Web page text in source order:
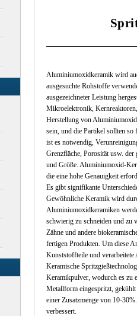
Aluminiumoxidkeramik wird
ausgesuchte Rohstoffe
ausgezeichneter Leistung
Mikroelektronik,
Herstellung von
sein, und die Partikel sollten so
ist es notwendig,
Grenzfläche, Porosität usw.
und Größe. Aluminiumoxid-
die eine hohe Genauigkeit
Es gibt signifikante
Gewöhnliche Keramik wird
Aluminiumoxidkeramiken
schwierig zu schneiden und zu
Zähne und andere
fertigen Produkten. Um diese
Kunststoffteile und verarbeitete
Keramische
Keramikpulver, wodurch es zu
Metallform eingespritzt,
einer Zusatzmenge von 10-
verbessert.